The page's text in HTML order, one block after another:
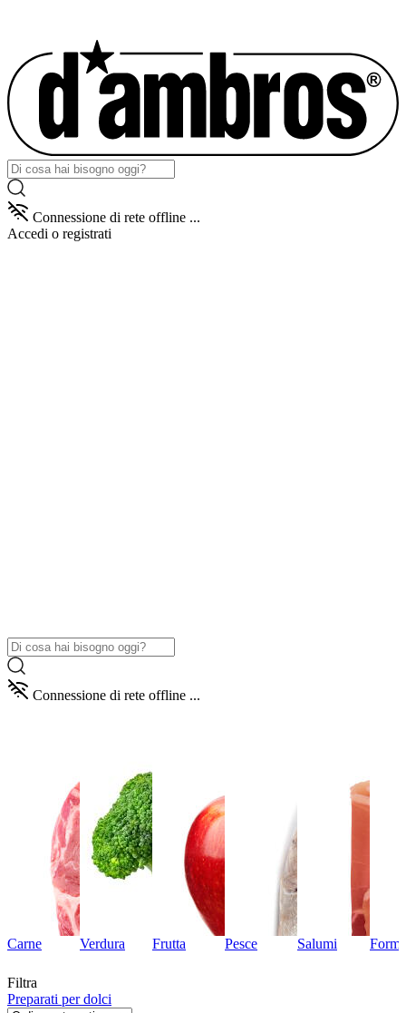
Connessione di rete offline ...
Accedi o registrati
Connessione di rete offline ...
Carne Verdura Frutta Pesce Salumi
Filtra
Preparati per dolci